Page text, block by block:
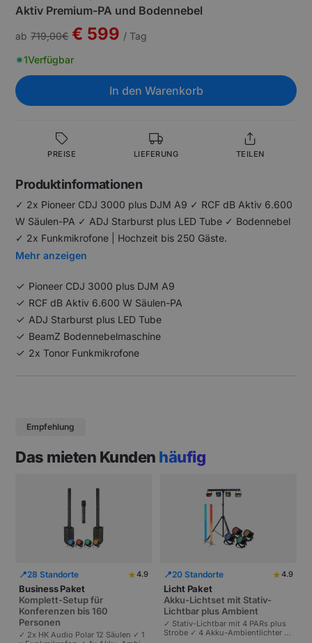
Aktiv Premium-PA und Bodennebel
ab 719,00€ € 599 / Tag
1Verfügbar
In den Warenkorb
PREISE LIEFERUNG TEILEN
Produktinformationen
✓ 2x Pioneer CDJ 3000 plus DJM A9 ✓ RCF dB Aktiv 6.600
W Säulen-PA ✓ ADJ Starburst plus LED Tube ✓ Bodennebel
✓ 2x Funkmikrofone | Hochzeit bis 250 Gäste.
Mehr anzeigen
Pioneer CDJ 3000 plus DJM A9
RCF dB Aktiv 6.600 W Säulen-PA
ADJ Starburst plus LED Tube
BeamZ Bodennebelmaschine
2x Tonor Funkmikrofone
Empfehlung
Das mieten Kunden häufig
📍28 Standorte ★4.9
Business Paket
Komplett-Setup für
Konferenzen bis 160
Personen
✓ 2x HK Audio Polar 12 Säulen ✓ 1
📍20 Standorte ★4.9
Licht Paket
Akku-Lichtset mit Stativ-
Lichtbar plus Ambient
✓ Stativ-Lichtbar mit 4 PARs plus
Strobe ✓ 4 Akku-Ambientlichter ✓